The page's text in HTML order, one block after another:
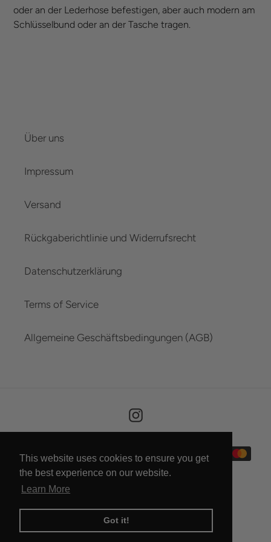
This website uses cookies to ensure you get
the best experience on our website.
Learn More
Got it!
oder an der Lederhose befestigen, aber auch modern am
Schlüsselbund oder an der Tasche tragen.
Über uns
Impressum
Versand
Rückgaberichtlinie und Widerrufsrecht
Datenschutzerklärung
Terms of Service
Allgemeine Geschäftsbedingungen (AGB)
Instagram
methods
HORN FACTORY